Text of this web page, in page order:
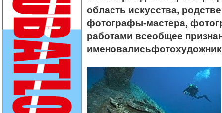
область искусства,
фотографы-мастера,
работами всеобщее